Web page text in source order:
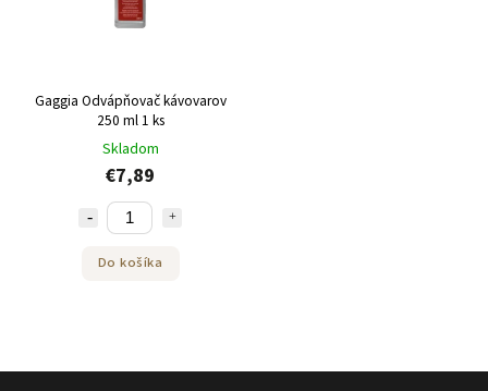
Abecedne
Gaggia Odvápňovač kávovarov
250 ml 1 ks
Skladom
€7,89
Do košíka